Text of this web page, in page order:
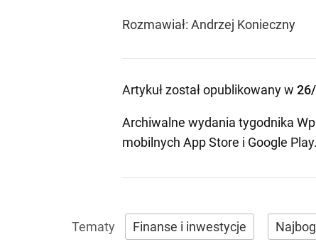
Rozmawiał: Andrzej Konieczny
Artykuł został opublikowany w
Archiwalne wydania tygodnika
mobilnych App Store i Google Play.
Finanse i inwestycje